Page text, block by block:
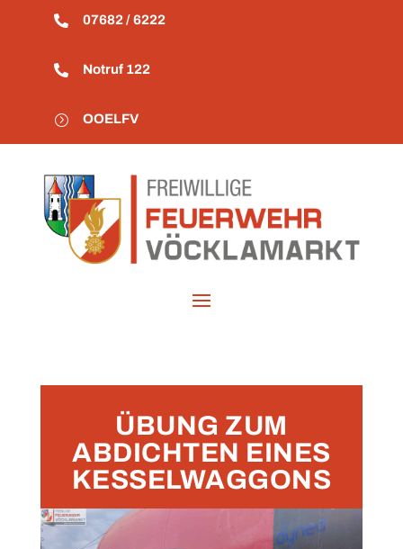
 07682 / 6222
 Notruf 122
= OOELFV
ÜBUNG ZUM
ABDICHTEN EINES
KESSELWAGGONS